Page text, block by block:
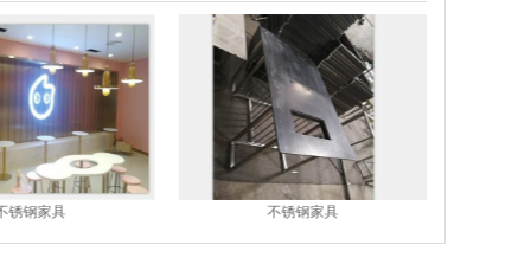
锈钢家具 不锈钢家具